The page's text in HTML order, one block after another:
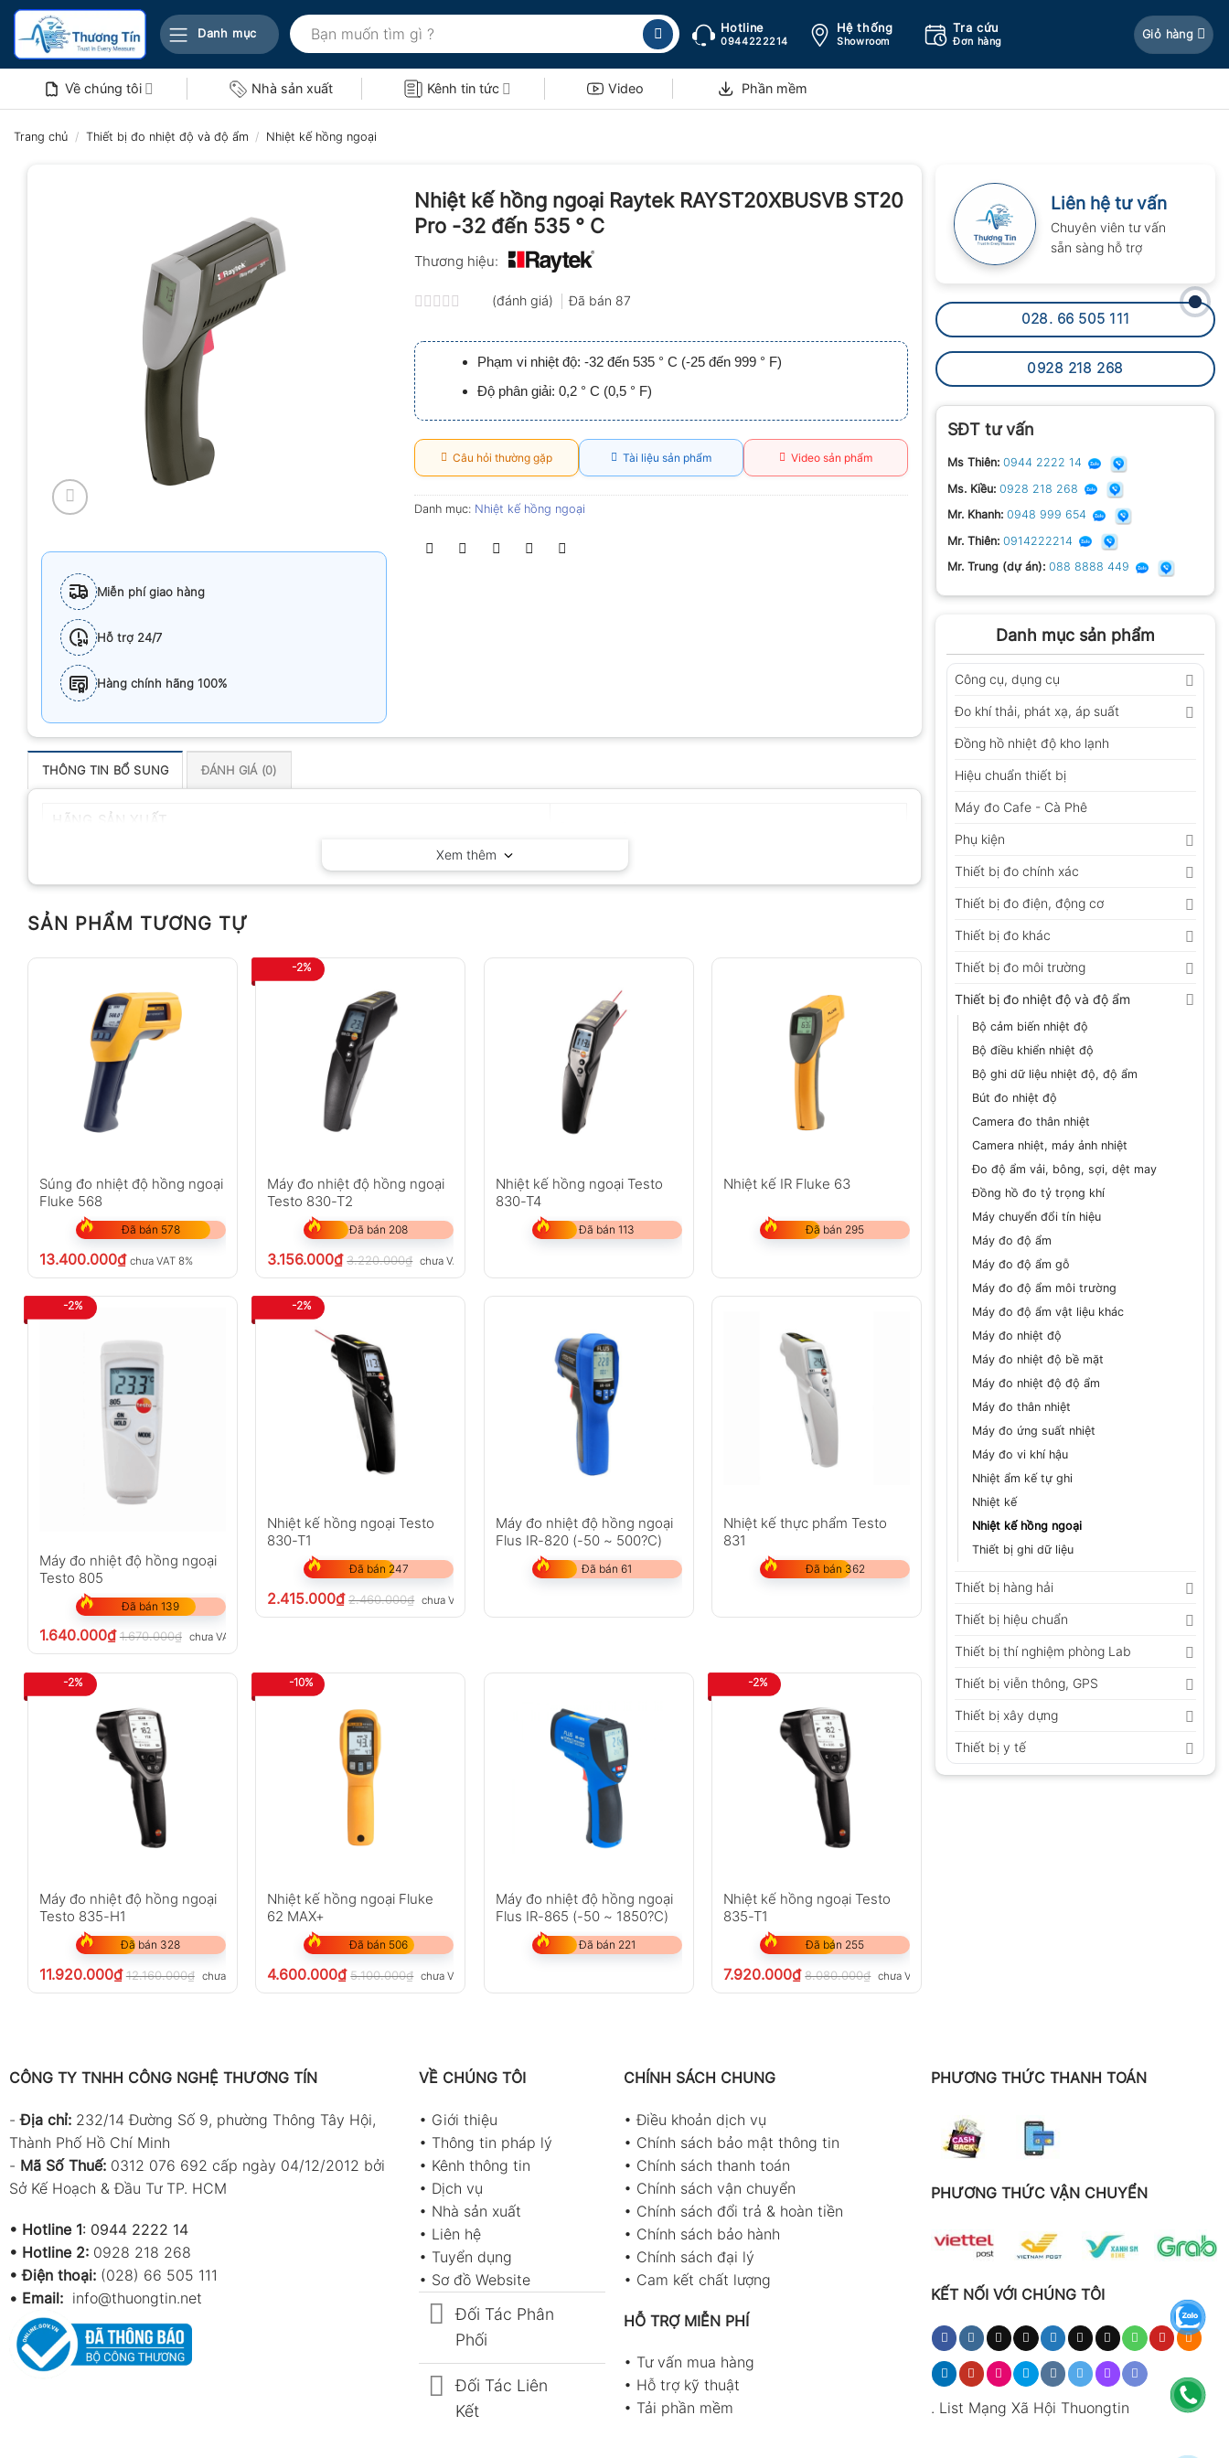
Bỏ
nội
Danh mục
Tìm
kiếm:
Hotline
0944222214
Hệ thống
Showroom
Tra cứu
Đơn hàng
Giỏ hàng
Về chúng tôi Nhà sản xuất Kênh tin tức Video Phần mềm
Trang chủ / Thiết bị đo nhiệt độ và độ ẩm / Nhiệt kế hồng ngoại
Liên hệ tư vấn
Chuyên viên tư vấn
sẵn sàng hỗ trợ
028. 66 505 111
0928 218 268
SĐT tư vấn
Ms Thiên: 0944 2222 14
Ms. Kiều: 0928 218 268
Mr. Khanh: 0948 999 654
Mr. Thiên: 0914222214
Mr. Trung (dự án): 088 8888 449
Danh mục sản phẩm
Công cụ, dụng cụ
Đo khí thải, phát xạ, áp suất
Đồng hồ nhiệt độ kho lạnh
Hiệu chuẩn thiết bị
Máy đo Cafe - Cà Phê
Phụ kiện
Thiết bị đo chính xác
Thiết bị đo điện, động cơ
Thiết bị đo khác
Thiết bị đo môi trường
Thiết bị đo nhiệt độ và độ ẩm
Bộ cảm biến nhiệt độ
Bộ điều khiển nhiệt độ
Bộ ghi dữ liệu nhiệt độ, độ ẩm
Bút đo nhiệt độ
Camera đo thân nhiệt
Camera nhiệt, máy ảnh nhiệt
Đo độ ẩm vải, bông, sợi, dệt may
Đồng hồ đo tỷ trọng khí
Máy chuyển đổi tín hiệu
Máy đo độ ẩm
Máy đo độ ẩm gỗ
Máy đo độ ẩm môi trường
Máy đo độ ẩm vật liệu khác
Máy đo nhiệt độ
Máy đo nhiệt độ bề mặt
Máy đo nhiệt độ độ ẩm
Máy đo thân nhiệt
Máy đo ứng suất nhiệt
Máy đo vi khí hậu
Nhiệt ẩm kế tự ghi
Nhiệt kế
Nhiệt kế hồng ngoại
Thiết bị ghi dữ liệu
Thiết bị hàng hải
Thiết bị hiệu chuẩn
Thiết bị thí nghiệm phòng Lab
Thiết bị viễn thông, GPS
Thiết bị xây dựng
Thiết bị y tế
Miễn phí giao hàng
Hỗ trợ 24/7
Hàng chính hãng 100%
Nhiệt kế hồng ngoại Raytek RAYST20XBUSVB ST20
Pro -32 đến 535 ° C
Thương hiệu:
xếp
hạng
0.0
5
sao
(đánh giá) Đã bán 87
Phạm vi nhiệt độ: -32 đến 535 ° C (-25 đến 999 ° F)
Độ phân giải: 0,2 ° C (0,5 ° F)
Câu hỏi thường gặp Tài liệu sản phẩm Video sản phẩm
Danh mục: Nhiệt kế hồng ngoại
THÔNG TIN BỔ SUNG ĐÁNH GIÁ (0)
Xem thêm
SẢN PHẨM TƯƠNG TỰ
Súng đo nhiệt độ hồng ngoại
Fluke 568
Đã bán 578
13.400.000₫ chưa VAT 8%
-2%
Máy đo nhiệt độ hồng ngoại
Testo 830-T2
Đã bán 208
3.156.000₫ 3.220.000₫ chưa VAT 8%
Nhiệt kế hồng ngoại Testo
830-T4
Đã bán 113
Nhiệt kế IR Fluke 63
Đã bán 295
-2%
Máy đo nhiệt độ hồng ngoại
Testo 805
Đã bán 139
1.640.000₫ 1.670.000₫ chưa VAT 8%
-2%
Nhiệt kế hồng ngoại Testo
830-T1
Đã bán 247
2.415.000₫ 2.460.000₫ chưa VAT 8%
Máy đo nhiệt độ hồng ngoại
Flus IR-820 (-50 ~ 500?C)
Đã bán 61
Nhiệt kế thực phẩm Testo
831
Đã bán 362
-2%
Máy đo nhiệt độ hồng ngoại
Testo 835-H1
Đã bán 328
11.920.000₫ 12.160.000₫ chưa VAT 8%
-10%
Nhiệt kế hồng ngoại Fluke
62 MAX+
Đã bán 506
4.600.000₫ 5.100.000₫ chưa VAT 8%
Máy đo nhiệt độ hồng ngoại
Flus IR-865 (-50 ~ 1850?C)
Đã bán 221
-2%
Nhiệt kế hồng ngoại Testo
835-T1
Đã bán 255
7.920.000₫ 8.080.000₫ chưa VAT 8%
CÔNG TY TNHH CÔNG NGHỆ THƯƠNG TÍN
-Địa chỉ: 232/14 Đường Số 9, phường Thông Tây Hội,
Thành Phố Hồ Chí Minh
- Mã Số Thuế: 0312 076 692 cấp ngày 04/12/2012 bởi
Sở Kế Hoạch & Đầu Tư TP. HCM
• Hotline 1: 0944 2222 14
• Hotline 2: 0928 218 268
• Điện thoại: (028) 66 505 111
• Email: info@thuongtin.net
VỀ CHÚNG TÔI
• Giới thiệu
• Thông tin pháp lý
• Kênh thông tin
• Dịch vụ
• Nhà sản xuất
• Liên hệ
• Tuyển dụng
• Sơ đồ Website
Đối Tác Phân
Phối
Đối Tác Liên
Kết
CHÍNH SÁCH CHUNG
•Điều khoản dịch vụ
• Chính sách bảo mật thông tin
• Chính sách thanh toán
• Chính sách vận chuyển
• Chính sách đổi trả & hoàn tiền
• Chính sách bảo hành
• Chính sách đại lý
• Cam kết chất lượng
HỖ TRỢ MIỄN PHÍ
• Tư vấn mua hàng
• Hỗ trợ kỹ thuật
• Tải phần mềm
PHƯƠNG THỨC THANH TOÁN
PHƯƠNG THỨC VẬN CHUYỂN
KẾT NỐI VỚI CHÚNG TÔI
. List Mạng Xã Hội Thuongtin